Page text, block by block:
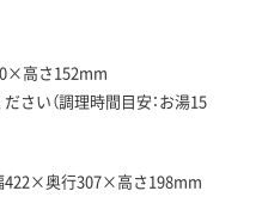
高さ152mm
さい（調理時間目安：お湯15
幅422×奥行307×高さ198mm